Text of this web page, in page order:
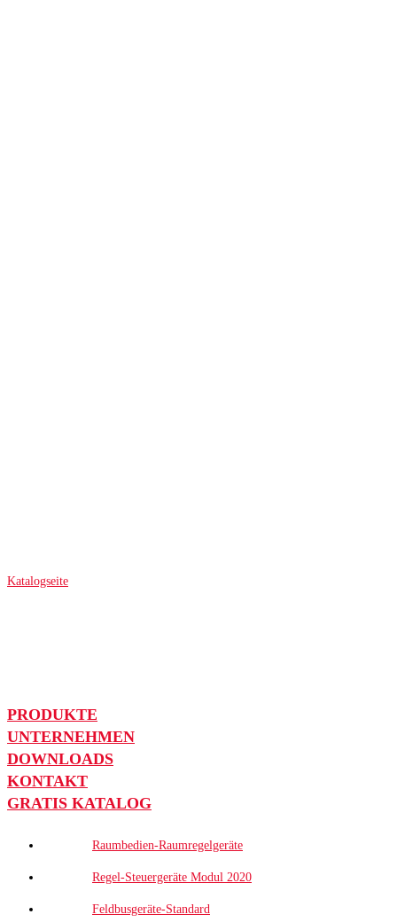
Katalogseite
PRODUKTE
UNTERNEHMEN
DOWNLOADS
KONTAKT
GRATIS KATALOG
Raumbedien-Raumregelgeräte
Regel-Steuergeräte Modul 2020
Feldbusgeräte-Standard